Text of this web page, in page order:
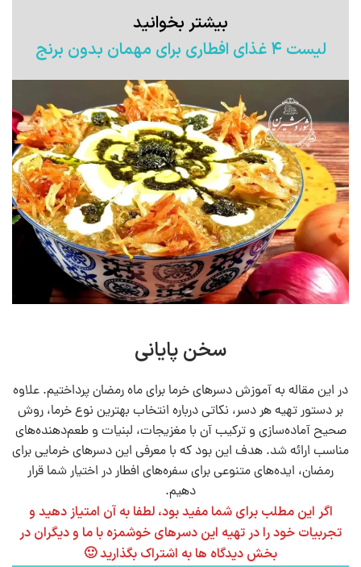
بیشتر بخوانید
لیست ۴ غذای افطاری برای مهمان بدون برنج
سخن پایانی
در این مقاله به آموزش دسرهای خرما برای ماه رمضان پرداختیم. علاوه
بر دستور تهیه هر دسر، نکاتی درباره انتخاب بهترین نوع خرما، روش
صحیح آماده‌سازی و ترکیب آن با مغزیجات، لبنیات و طعم‌دهنده‌های
مناسب ارائه شد. هدف این بود که با معرفی این دسرهای خرمایی برای
رمضان، ایده‌های متنوعی برای سفره‌های افطار در اختیار شما قرار
دهیم.
اگر این مطلب برای شما مفید بود، لطفا به آن امتیاز دهید و
تجربیات خود را در تهیه این دسرهای خوشمزه با ما و دیگران در
بخش دیدگاه ها به اشتراک بگذارید 🙂